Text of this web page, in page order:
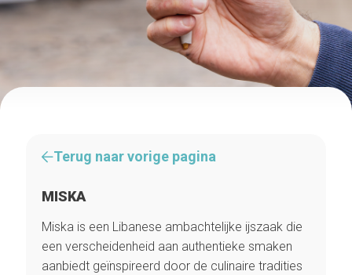
Terug naar vorige pagina
MISKA
Miska is een Libanese ambachtelijke ijszaak die
een verscheidenheid aan authentieke smaken
aanbiedt geïnspireerd door de culinaire tradities